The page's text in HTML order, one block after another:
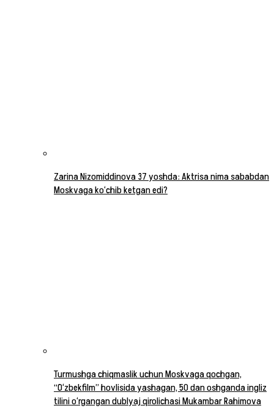
Zarina Nizomiddinova 37 yoshda: Aktrisa nima sababdan
Moskvaga ko‘chib ketgan edi?
Turmushga chiqmaslik uchun Moskvaga qochgan,
“O‘zbekfilm” hovlisida yashagan, 50 dan oshganda ingliz
tilini o‘rgangan dublyaj qirolichasi Mukambar Rahimova